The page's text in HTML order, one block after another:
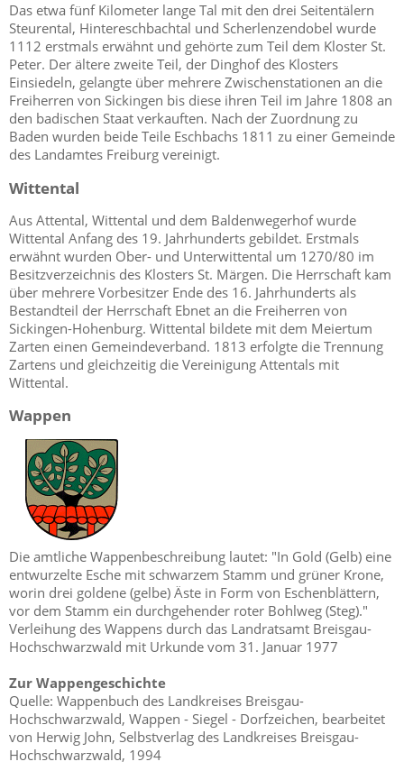
Das etwa fünf Kilometer lange Tal mit den drei Seitentälern
Steurental, Hintereschbachtal und Scherlenzendobel wurde
1112 erstmals erwähnt und gehörte zum Teil dem Kloster St.
Peter. Der ältere zweite Teil, der Dinghof des Klosters
Einsiedeln, gelangte über mehrere Zwischenstationen an die
Freiherren von Sickingen bis diese ihren Teil im Jahre 1808 an
den badischen Staat verkauften. Nach der Zuordnung zu
Baden wurden beide Teile Eschbachs 1811 zu einer Gemeinde
des Landamtes Freiburg vereinigt.
Wittental
Aus Attental, Wittental und dem Baldenwegerhof wurde
Wittental Anfang des 19. Jahrhunderts gebildet. Erstmals
erwähnt wurden Ober- und Unterwittental um 1270/80 im
Besitzverzeichnis des Klosters St. Märgen. Die Herrschaft kam
über mehrere Vorbesitzer Ende des 16. Jahrhunderts als
Bestandteil der Herrschaft Ebnet an die Freiherren von
Sickingen-Hohenburg. Wittental bildete mit dem Meiertum
Zarten einen Gemeindeverband. 1813 erfolgte die Trennung
Zartens und gleichzeitig die Vereinigung Attentals mit
Wittental.
Wappen
Die amtliche Wappenbeschreibung lautet: "In Gold (Gelb) eine
entwurzelte Esche mit schwarzem Stamm und grüner Krone,
worin drei goldene (gelbe) Äste in Form von Eschenblättern,
vor dem Stamm ein durchgehender roter Bohlweg (Steg)."
Verleihung des Wappens durch das Landratsamt Breisgau-
Hochschwarzwald mit Urkunde vom 31. Januar 1977
Zur Wappengeschichte
Quelle: Wappenbuch des Landkreises Breisgau-
Hochschwarzwald, Wappen - Siegel - Dorfzeichen, bearbeitet
von Herwig John, Selbstverlag des Landkreises Breisgau-
Hochschwarzwald, 1994